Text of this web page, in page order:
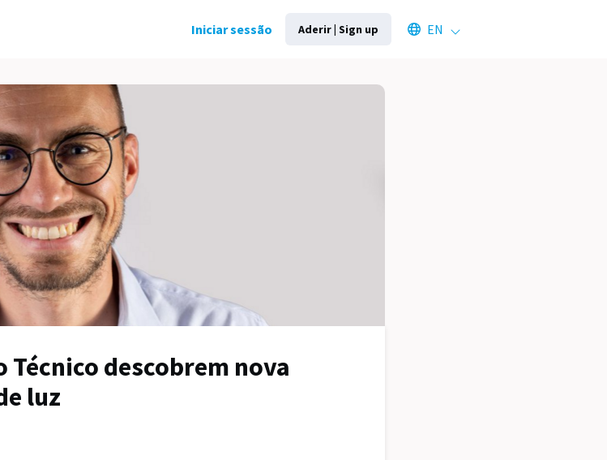
Iniciar sessão Aderir | Sign up Select an available language
EN
descobrem nova
luz